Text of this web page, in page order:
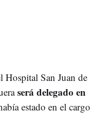
Hospital San Juan de
será delegado en
estado en el cargo